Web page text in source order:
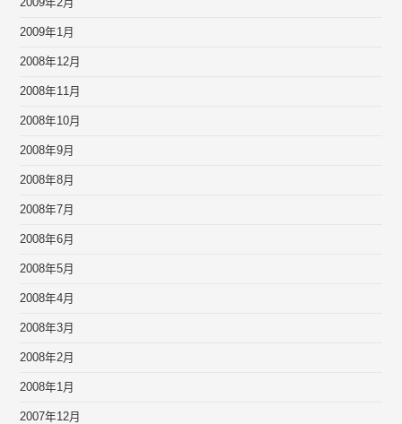
2009年1月
2008年12月
2008年11月
2008年10月
2008年9月
2008年8月
2008年7月
2008年6月
2008年5月
2008年4月
2008年3月
2008年2月
2008年1月
2007年12月